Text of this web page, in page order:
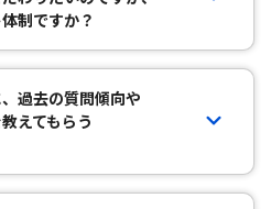
制ですか？
過去の質問傾向や
えてもらう